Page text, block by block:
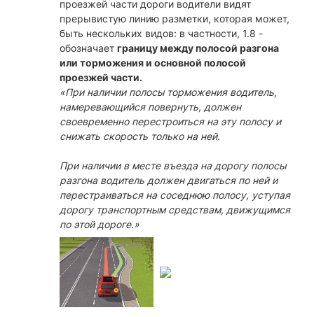
проезжей части дороги водители видят
прерывистую линию разметки, которая может,
быть нескольких видов: в частности, 1.8 -
обозначает границу между полосой разгона
или торможения и основной полосой
проезжей части.
«При наличии полосы торможения водитель,
намеревающийся повернуть, должен
своевременно перестроиться на эту полосу и
снижать скорость только на ней.
При наличии в месте въезда на дорогу полосы
разгона водитель должен двигаться по ней и
перестраиваться на соседнюю полосу, уступая
дорогу транспортным средствам, движущимся
по этой дороге.»